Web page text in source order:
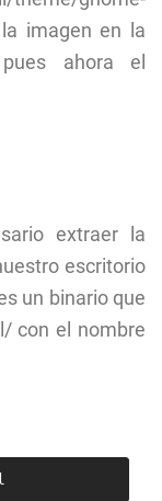
imagen en la
pues ahora el
extraer la
escritorio
un binario que
con el nombre